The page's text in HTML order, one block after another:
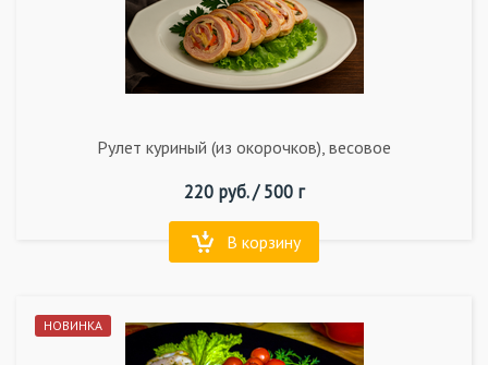
Рулет куриный (из окорочков), весовое
220руб. /500 г
В корзину
НОВИНКА